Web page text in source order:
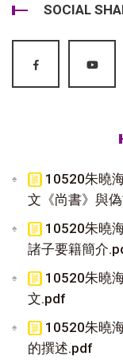
SOCIAL
10520朱曉
文《尚書》與
10520朱曉
諸子要籍簡介
10520朱曉
文.pdf
10520朱曉
的撰述.pdf